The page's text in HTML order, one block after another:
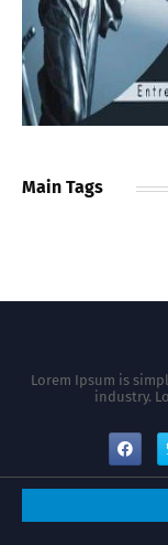
Main Tags
Lorem Ipsum is
industry.